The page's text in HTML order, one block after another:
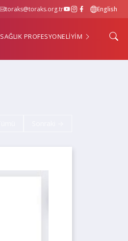
toraks@toraks.org.tr English
SAĞLIK PROFESYONELİYİM